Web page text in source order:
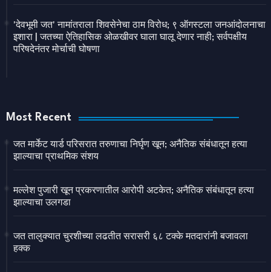
'देवभूमी जत' नामांतराला शिवसेनेचा ठाम विरोध; ९ ऑगस्टला जनआंदोलनाचा
इशारा | जतच्या ऐतिहासिक ओळखीवर घाला घालू देणार नाही; सर्वपक्षीय
परिषदेनंतर मोर्चाची घोषणा
Most Recent
जत मार्केट यार्ड परिसरात तरुणाचा निर्घृण खून; अनैतिक संबंधातून हत्या
झाल्याचा प्राथमिक संशय
मल्लेश पुजारी खून प्रकरणातील आरोपी अटकेत; अनैतिक संबंधातून हत्या
झाल्याचा उलगडा
जत तालुक्यात चुरशीच्या लढतीत सरासरी ६८ टक्के मतदारांनी बजावला
हक्क